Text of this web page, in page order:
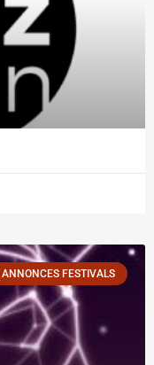
ANNONCES FESTIVALS